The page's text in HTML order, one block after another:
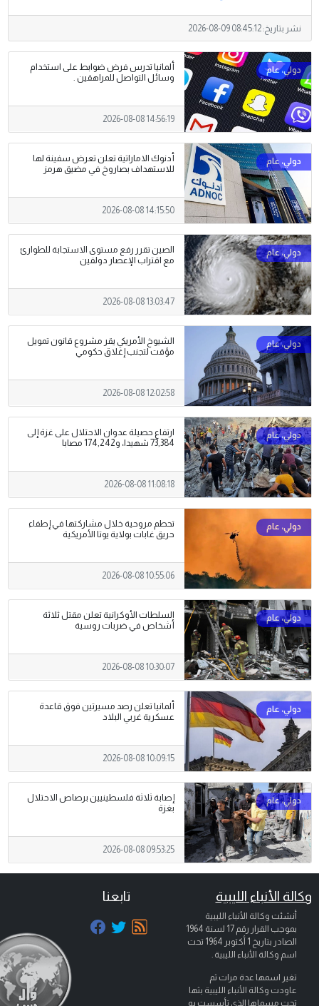
نشر بتاريخ:2026-08-09 08:45:12
ألمانيا تدرس فرض ضوابط على استخدام
وسائل التواصل للمراهقين .
2026-08-08 14:56:19
أدنوك الاماراتية تعلن تعرض سفينة لها
للاستهداف بصاروخ في مضيق هرمز
2026-08-08 14:15:50
الصين تقرر رفع مستوى الاستجابة للطوارئ
مع اقتراب الإعصار دولفين
2026-08-08 13:03:47
الشيوخ الأمريكي يقر مشروع قانون تمويل
مؤقت لتجنب إغلاق حكومي
2026-08-08 12:02:58
ارتفاع حصيلة عدوان الاحتلال على غزة إلى
73,384 شهيدا، و174,242 مصابا
2026-08-08 11:08:18
تحطم مروحية خلال مشاركتها في إطفاء
حريق غابات بولاية يوتا الأمريكية
2026-08-08 10:55:06
السلطات الأوكرانية تعلن مقتل ثلاثة
أشخاص في ضربات روسية
2026-08-08 10:30:07
ألمانيا تعلن رصد مسيرتين فوق قاعدة
عسكرية غربي البلاد
2026-08-08 10:09:15
إصابة ثلاثة فلسطينيين برصاص الاحتلال
بغزة
2026-08-08 09:53:25
وكالة الأنباء الليبية
أنشئت وكالة الأنباء الليبية
بموجب القرار رقم 17 لسنة 1964
الصادر بتاريخ 1 أكتوبر 1964
تحت
اسم وكالة الأنباء الليبية .
تغير اسمها عدة مرات ثم
عاودت وكالة الأنباء الليبية بثها
تحت مسماها الذي تأسست به
تابعنا